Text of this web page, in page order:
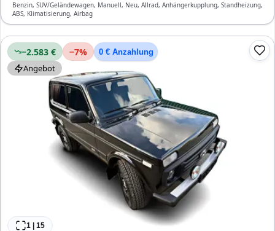
Benzin, SUV/Geländewagen, Manuell, Neu, Allrad, Anhängerkupplung, Standheizung,
ABS, Klimatisierung, Airbag
−2.583 € −7% 0 € Anzahlung
Angebot
1 15